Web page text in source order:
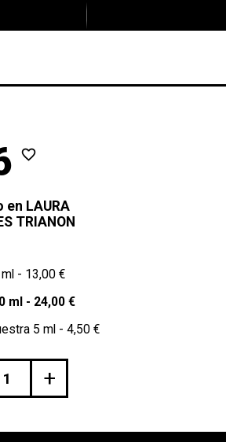
favorite_border
en LAURA
TRIANON
- 13,00 €
ml - 24,00 €
5 ml - 4,50 €
+